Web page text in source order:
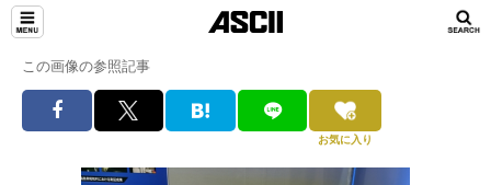
この画像の参照記事
お気に入り